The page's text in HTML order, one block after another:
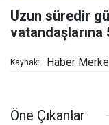
Uzun süredir
vatandaşlarına
Kaynak: Haber
Öne Çıkanlar